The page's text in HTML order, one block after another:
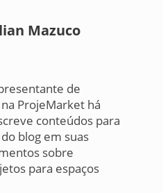
Mazuco
de
ProjeMarket há
conteúdos para
blog em suas
sobre
para espaços